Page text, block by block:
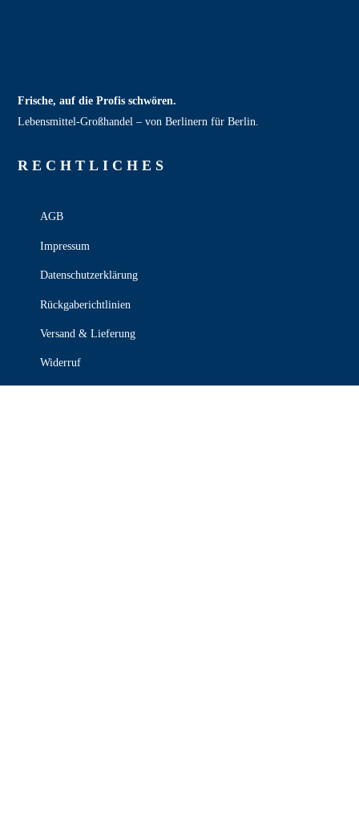
Frische, auf die Profis schwören.
Lebensmittel‑Großhandel – von Berlinern für Berlin.
RECHT­LICHES
AGB
Impressum
Datenschutzerklärung
Rückgaberichtlinien
Versand & Lieferung
Widerruf